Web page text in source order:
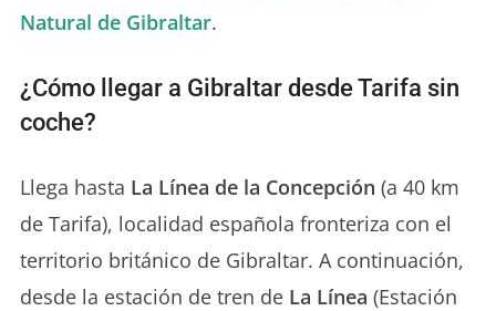
Natural de Gibraltar.
¿Cómo llegar a Gibraltar desde Tarifa sin
coche?
Llega hasta La Línea de la Concepción (a 40 km
de Tarifa), localidad española fronteriza con el
territorio británico de Gibraltar. A continuación,
desde la estación de tren de La Línea (Estación